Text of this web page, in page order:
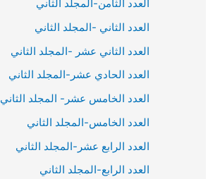
العدد الثامن-المجلد الثاني
العدد الثاني -المجلد الثاني
العدد الثاني عشر -المجلد الثاني
العدد الحادي عشر-المجلد الثاني
العدد الخامس عشر- المجلد الثاني
العدد الخامس-المجلد الثاني
العدد الرابع عشر-المجلد الثاني
العدد الرابع-المجلد الثاني